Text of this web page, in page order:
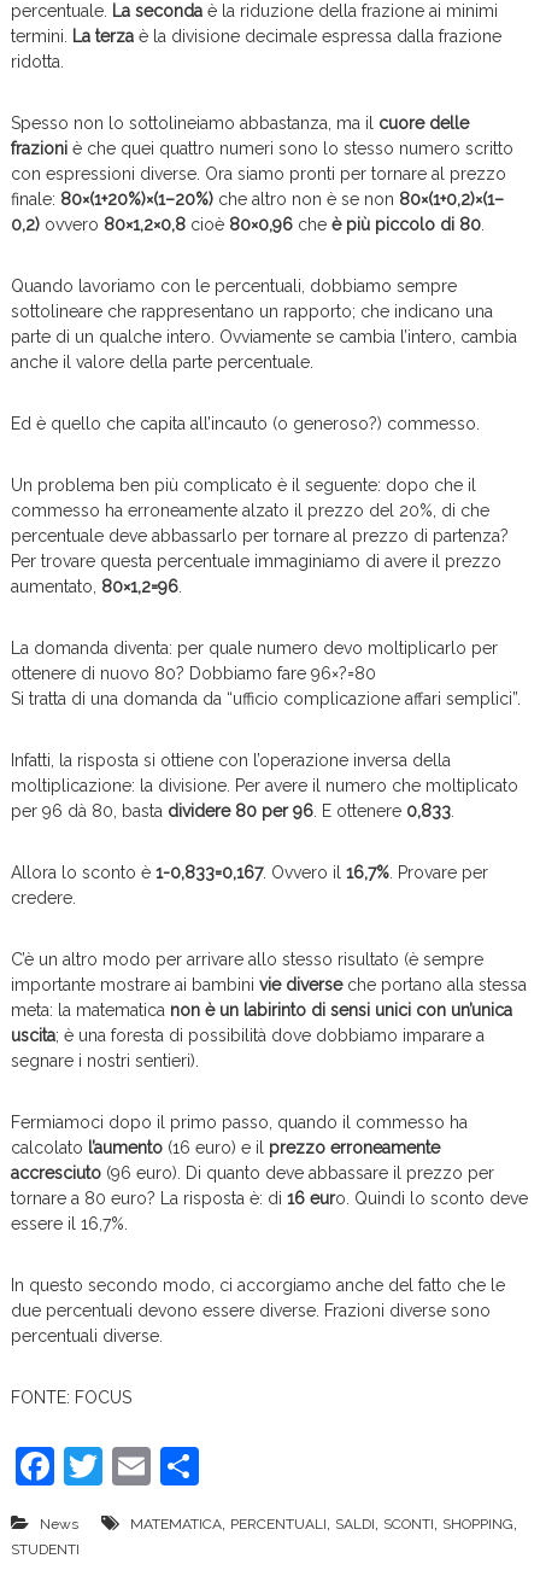
percentuale. La secondaè la riduzione della frazione ai minimi
termini. La terzaè la divisione decimale espressa dalla frazione
ridotta.
Spesso non lo sottolineiamo abbastanza, ma il cuore delle
frazioniè che quei quattro numeri sono lo stesso numero scritto
con espressioni diverse. Ora siamo pronti per tornare al prezzo
finale: 80×(1+20%)×(1–20%)che altro non è se non 80×(1+0,2)×(1–
0,2)ovvero 80×1,2×0,8cioè 80×0,96che è più piccolo di 80.
Quando lavoriamo con le percentuali, dobbiamo sempre
sottolineare che rappresentano un rapporto; che indicano una
parte di un qualche intero. Ovviamente se cambia l’intero, cambia
anche il valore della parte percentuale.
Ed è quello che capita all’incauto (o generoso?) commesso.
Un problema ben più complicato è il seguente: dopo che il
commesso ha erroneamente alzato il prezzo del 20%, di che
percentuale deve abbassarlo per tornare al prezzo di partenza?
Per trovare questa percentuale immaginiamo di avere il prezzo
aumentato, 80×1,2=96.
La domanda diventa: per quale numero devo moltiplicarlo per
ottenere di nuovo 80? Dobbiamo fare 96×?=80
Si tratta di una domanda da “ufficio complicazione affari semplici”.
Infatti, la risposta si ottiene con l’operazione inversa della
moltiplicazione: la divisione. Per avere il numero che moltiplicato
per 96 dà 80, basta dividere 80 per 96. E ottenere 0,833.
Allora lo sconto è 1-0,833=0,167. Ovvero il 16,7%. Provare per
credere.
C’è un altro modo per arrivare allo stesso risultato (è sempre
importante mostrare ai bambini vie diverseche portano alla stessa
meta: la matematica non è un labirinto di sensi unici con un’unica
uscita; è una foresta di possibilità dove dobbiamo imparare a
segnare i nostri sentieri).
Fermiamoci dopo il primo passo, quando il commesso ha
calcolato l’aumento(16 euro) e il prezzo erroneamente
accresciuto(96 euro). Di quanto deve abbassare il prezzo per
tornare a 80 euro? La risposta è: di 16 euro. Quindi lo sconto deve
essere il 16,7%.
In questo secondo modo, ci accorgiamo anche del fatto che le
due percentuali devono essere diverse. Frazioni diverse sono
percentuali diverse.
FONTE: FOCUS
F
c
T
w
itt
E
ai
C
n
News MATEMATICA, PERCENTUALI, SALDI, SCONTI, SHOPPING,
STUDENTI